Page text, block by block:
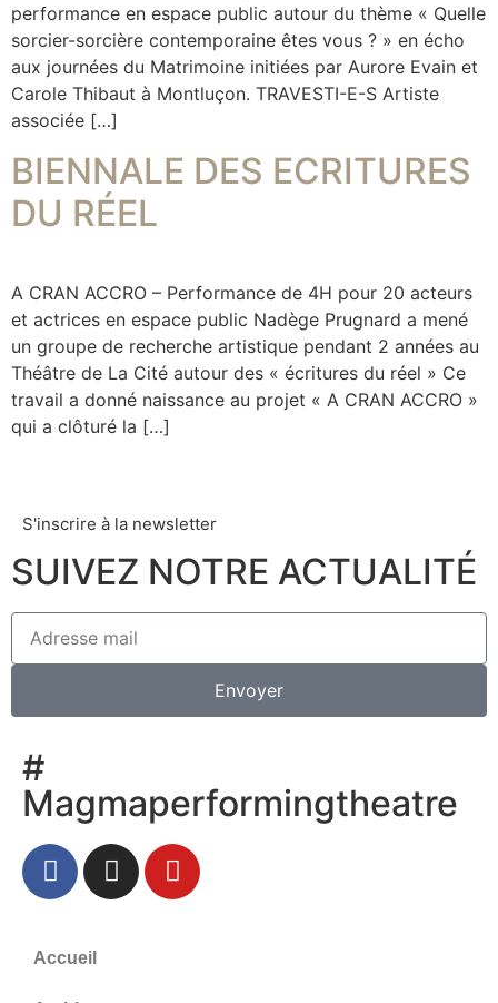
performance en espace public autour du thème « Quelle
sorcier-sorcière contemporaine êtes vous ? » en écho
aux journées du Matrimoine initiées par Aurore Evain et
Carole Thibaut à Montluçon. TRAVESTI-E-S Artiste
associée […]
BIENNALE DES ECRITURES
DU RÉEL
A CRAN ACCRO – Performance de 4H pour 20 acteurs
et actrices en espace public Nadège Prugnard a mené
un groupe de recherche artistique pendant 2 années au
Théâtre de La Cité autour des « écritures du réel » Ce
travail a donné naissance au projet « A CRAN ACCRO »
qui a clôturé la […]
S'inscrire à la newsletter
SUIVEZ NOTRE ACTUALITÉ
Envoyer
#
Magmaperformingtheatre
Accueil